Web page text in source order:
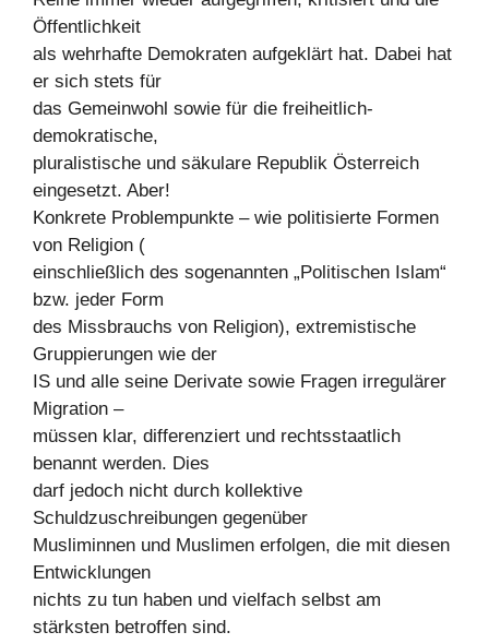
Öffentlichkeit
als wehrhafte Demokraten aufgeklärt hat. Dabei hat
er sich stets für
das Gemeinwohl sowie für die freiheitlich-
demokratische,
pluralistische und säkulare Republik Österreich
eingesetzt. Aber!
Konkrete Problempunkte – wie politisierte Formen
von Religion (
einschließlich des sogenannten „Politischen Islam“
bzw. jeder Form
des Missbrauchs von Religion), extremistische
Gruppierungen wie der
IS und alle seine Derivate sowie Fragen irregulärer
Migration –
müssen klar, differenziert und rechtsstaatlich
benannt werden. Dies
darf jedoch nicht durch kollektive
Schuldzuschreibungen gegenüber
Musliminnen und Muslimen erfolgen, die mit diesen
Entwicklungen
nichts zu tun haben und vielfach selbst am
stärksten betroffen sind.